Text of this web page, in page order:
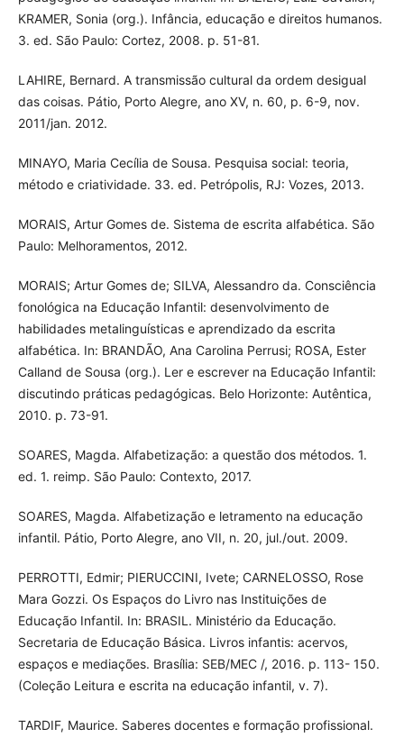
KRAMER, Sonia (org.). Infância, educação e direitos humanos.
3. ed. São Paulo: Cortez, 2008. p. 51-81.
LAHIRE, Bernard. A transmissão cultural da ordem desigual
das coisas. Pátio, Porto Alegre, ano XV, n. 60, p. 6-9, nov.
2011/jan. 2012.
MINAYO, Maria Cecília de Sousa. Pesquisa social: teoria,
método e criatividade. 33. ed. Petrópolis, RJ: Vozes, 2013.
MORAIS, Artur Gomes de. Sistema de escrita alfabética. São
Paulo: Melhoramentos, 2012.
MORAIS; Artur Gomes de; SILVA, Alessandro da. Consciência
fonológica na Educação Infantil: desenvolvimento de
habilidades metalinguísticas e aprendizado da escrita
alfabética. In: BRANDÃO, Ana Carolina Perrusi; ROSA, Ester
Calland de Sousa (org.). Ler e escrever na Educação Infantil:
discutindo práticas pedagógicas. Belo Horizonte: Autêntica,
2010. p. 73-91.
SOARES, Magda. Alfabetização: a questão dos métodos. 1.
ed. 1. reimp. São Paulo: Contexto, 2017.
SOARES, Magda. Alfabetização e letramento na educação
infantil. Pátio, Porto Alegre, ano VII, n. 20, jul./out. 2009.
PERROTTI, Edmir; PIERUCCINI, Ivete; CARNELOSSO, Rose
Mara Gozzi. Os Espaços do Livro nas Instituições de
Educação Infantil. In: BRASIL. Ministério da Educação.
Secretaria de Educação Básica. Livros infantis: acervos,
espaços e mediações. Brasília: SEB/MEC /, 2016. p. 113- 150.
(Coleção Leitura e escrita na educação infantil, v. 7).
TARDIF, Maurice. Saberes docentes e formação profissional.